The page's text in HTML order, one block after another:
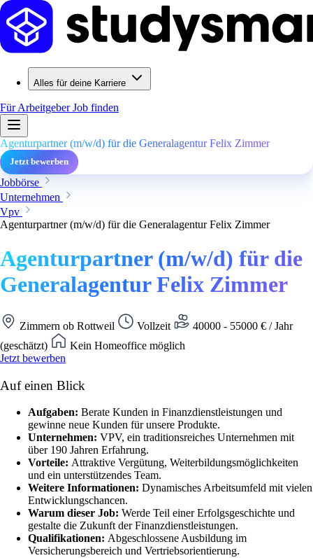
Alles für deine Karriere
Für ArbeitgeberJob finden
Agenturpartner (m/w/d) für die Generalagentur Felix Zimmer
Jetzt bewerben
Jobbörse
Unternehmen
Vpv
Agenturpartner (m/w/d) für die Generalagentur Felix Zimmer
Agenturpartner (m/w/d) für die
Generalagentur Felix Zimmer
Zimmern ob Rottweil Vollzeit
40000 - 55000 € / Jahr
(geschätzt)
Kein Homeoffice möglich
Jetzt bewerben
Auf einen Blick
Aufgaben: Berate Kunden in Finanzdienstleistungen und
gewinne neue Kunden für unsere Produkte.
Unternehmen: VPV, ein traditionsreiches Unternehmen mit
über 190 Jahren Erfahrung.
Vorteile: Attraktive Vergütung, Weiterbildungsmöglichkeiten
und ein unterstützendes Team.
Weitere Informationen: Dynamisches Arbeitsumfeld mit vielen
Entwicklungschancen.
Warum dieser Job: Werde Teil einer Erfolgsgeschichte und
gestalte die Zukunft der Finanzdienstleistungen.
Qualifikationen: Abgeschlossene Ausbildung im
Versicherungsbereich und Vertriebsorientierung.